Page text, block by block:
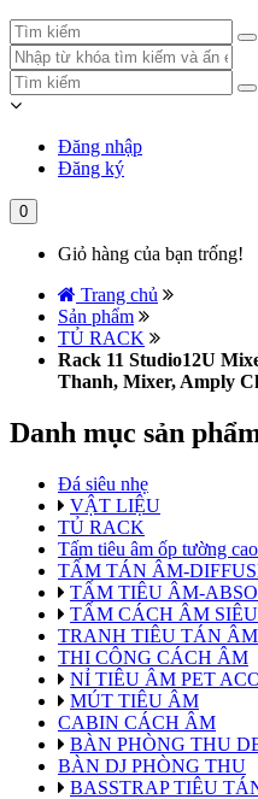
Đăng nhập
Đăng ký
0
Giỏ hàng của bạn trống!
Trang chủ
Sản phẩm
TỦ RACK
Rack 11 Studio12U
Thanh, Mixer, Amply
Danh mục sản
Đá siêu nhẹ
VẬT LIỆU
TỦ RACK
Tấm tiêu âm ốp tường
TẤM TÁN ÂM-
TẤM TIÊU ÂM-
TẤM CÁCH ÂM
TRANH TIÊU TÁN
THI CÔNG CÁCH ÂM
NỈ TIÊU ÂM PET
MÚT TIÊU ÂM
CABIN CÁCH ÂM
BÀN PHÒNG THU
BÀN DJ PHÒNG THU
BASSTRAP TIÊU